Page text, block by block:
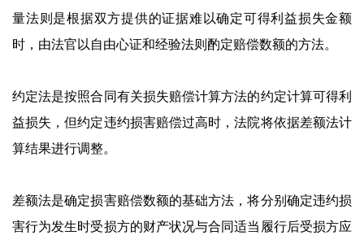
量法则是根据双方提供的证据难以确定可得利益损失金额
时，由法官以自由心证和经验法则酌定赔偿数额的方法。
约定法是按照合同有关损失赔偿计算方法的约定计算可得利
益损失，但约定违约损害赔偿过高时，法院将依据差额法计
算结果进行调整。
差额法是确定损害赔偿数额的基础方法，将分别确定违约损
害行为发生时受损方的财产状况与合同适当履行后受损方应